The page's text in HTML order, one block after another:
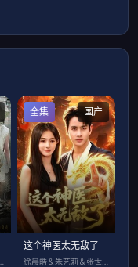
国产
全集
这个神医太无敌了